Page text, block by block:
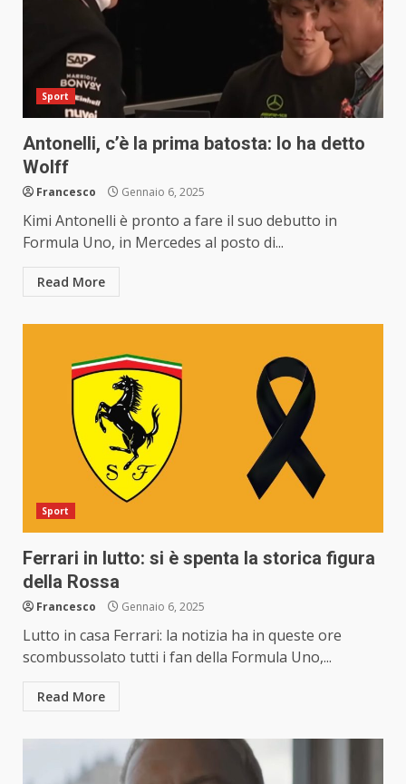
Sport
Antonelli, c’è la prima batosta: lo ha detto
Wolff
Francesco Gennaio 6, 2025
Kimi Antonelli è pronto a fare il suo debutto in
Formula Uno, in Mercedes al posto di...
Read More
Sport
Ferrari in lutto: si è spenta la storica figura
della Rossa
Francesco Gennaio 6, 2025
Lutto in casa Ferrari: la notizia ha in queste ore
scombussolato tutti i fan della Formula Uno,...
Read More